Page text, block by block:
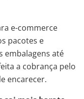
e-commerce
pacotes e
embalagens até
a cobrança pelo
encarecer.